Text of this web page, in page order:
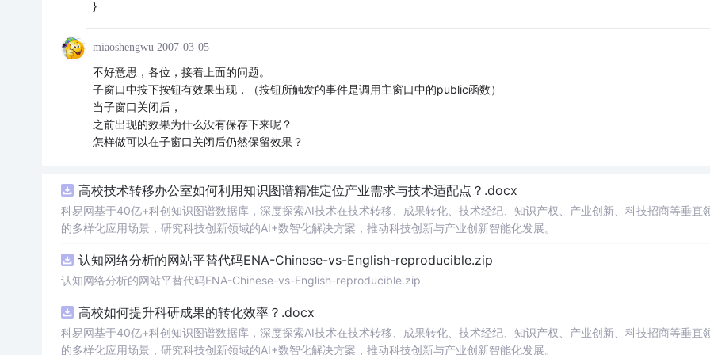
}
miaoshengwu 2007-03-05
不好意思，各位，接着上面的问题。
子窗口中按下按钮有效果出现，（按钮所触发的事件是调用主窗口中的public函数）
当子窗口关闭后，
之前出现的效果为什么没有保存下来呢？
怎样做可以在子窗口关闭后仍然保留效果？
高校技术转移办公室如何利用知识图谱精准定位产业需求与技术适配点？.docx
科易网基于40亿+科创知识图谱数据库，深度探索AI技术在技术转移、成果转化、技术经纪、知识产权、产业创新、科技招商等垂直
的多样化应用场景，研究科技创新领域的AI+数智化解决方案，推动科技创新与产业创新智能化发展。
认知网络分析的网站平替代码ENA-Chinese-vs-English-reproducible.zip
认知网络分析的网站平替代码ENA-Chinese-vs-English-reproducible.zip
高校如何提升科研成果的转化效率？.docx
科易网基于40亿+科创知识图谱数据库，深度探索AI技术在技术转移、成果转化、技术经纪、知识产权、产业创新、科技招商等垂直
的多样化应用场景，研究科技创新领域的AI+数智化解决方案，推动科技创新与产业创新智能化发展。